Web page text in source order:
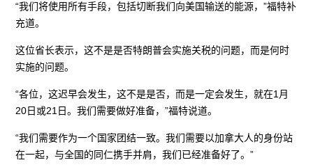
“我们将使用所有手段，包括切断我们向美国输送的能源，”福特补
充道。
这位省长表示，这不是是否特朗普会实施关税的问题，而是何时
实施的问题。
“各位，这迟早会发生，这不是是否，而是一定会发生，就在1月
20日或21日。我们需要做好准备，”福特说道。
“我们需要作为一个国家团结一致。我们需要以加拿大人的身份站
在一起，与全国的同仁携手并肩，我们已经准备好了。”